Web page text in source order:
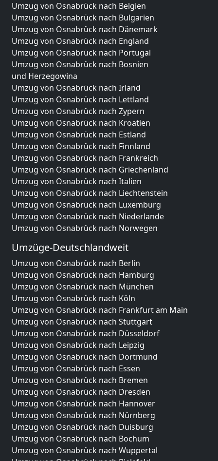
Umzug von Osnabrück nach Belgien
Umzug von Osnabrück nach Bulgarien
Umzug von Osnabrück nach Dänemark
Umzug von Osnabrück nach England
Umzug von Osnabrück nach Portugal
Umzug von Osnabrück nach Bosnien
und Herzegowina
Umzug von Osnabrück nach Irland
Umzug von Osnabrück nach Lettland
Umzug von Osnabrück nach Zypern
Umzug von Osnabrück nach Kroatien
Umzug von Osnabrück nach Estland
Umzug von Osnabrück nach Finnland
Umzug von Osnabrück nach Frankreich
Umzug von Osnabrück nach Griechenland
Umzug von Osnabrück nach Italien
Umzug von Osnabrück nach Liechtenstein
Umzug von Osnabrück nach Luxemburg
Umzug von Osnabrück nach Niederlande
Umzug von Osnabrück nach Norwegen
Umzüge-Deutschlandweit
Umzug von Osnabrück nach Berlin
Umzug von Osnabrück nach Hamburg
Umzug von Osnabrück nach München
Umzug von Osnabrück nach Köln
Umzug von Osnabrück nach Frankfurt am Main
Umzug von Osnabrück nach Stuttgart
Umzug von Osnabrück nach Düsseldorf
Umzug von Osnabrück nach Leipzig
Umzug von Osnabrück nach Dortmund
Umzug von Osnabrück nach Essen
Umzug von Osnabrück nach Bremen
Umzug von Osnabrück nach Dresden
Umzug von Osnabrück nach Hannover
Umzug von Osnabrück nach Nürnberg
Umzug von Osnabrück nach Duisburg
Umzug von Osnabrück nach Bochum
Umzug von Osnabrück nach Wuppertal